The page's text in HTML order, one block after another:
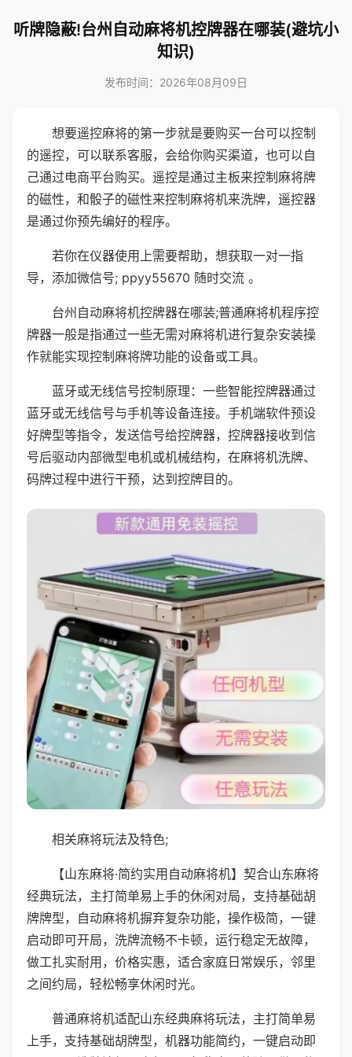
听牌隐蔽!台州自动麻将机控牌器在哪装(避坑小
知识)
发布时间：2026年08月09日
想要遥控麻将的第一步就是要购买一台可以控制
的遥控，可以联系客服，会给你购买渠道，也可以自
己通过电商平台购买。遥控是通过主板来控制麻将牌
的磁性，和骰子的磁性来控制麻将机来洗牌，遥控器
是通过你预先编好的程序。
若你在仪器使用上需要帮助，想获取一对一指
导，添加微信号; ppyy55670 随时交流 。
台州自动麻将机控牌器在哪装;普通麻将机程序控
牌器一般是指通过一些无需对麻将机进行复杂安装操
作就能实现控制麻将牌功能的设备或工具。
蓝牙或无线信号控制原理：一些智能控牌器通过
蓝牙或无线信号与手机等设备连接。手机端软件预设
好牌型等指令，发送信号给控牌器，控牌器接收到信
号后驱动内部微型电机或机械结构，在麻将机洗牌、
码牌过程中进行干预，达到控牌目的。
相关麻将玩法及特色;
【山东麻将·简约实用自动麻将机】契合山东麻将
经典玩法，主打简单易上手的休闲对局，支持基础胡
牌牌型，自动麻将机摒弃复杂功能，操作极简，一键
启动即可开局，洗牌流畅不卡顿，运行稳定无故障，
做工扎实耐用，价格实惠，适合家庭日常娱乐，邻里
之间约局，轻松畅享休闲时光。
普通麻将机适配山东经典麻将玩法，主打简单易
上手，支持基础胡牌型，机器功能简约，一键启动即